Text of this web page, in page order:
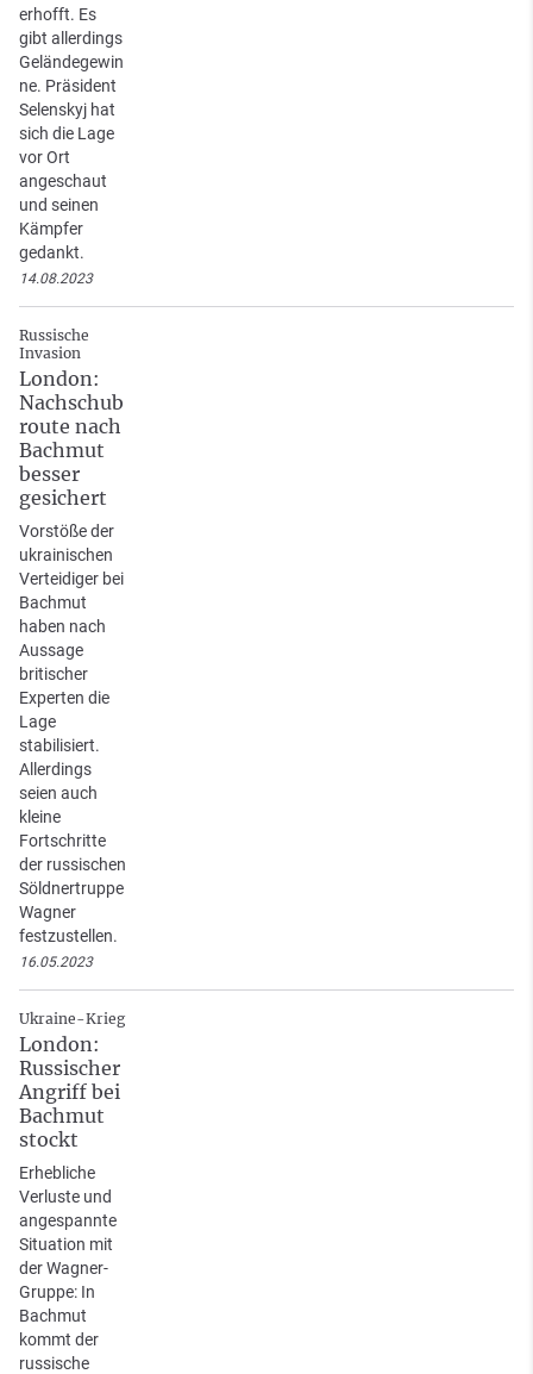
erhofft. Es
gibt allerdings
Geländegewin
ne. Präsident
Selenskyj hat
sich die Lage
vor Ort
angeschaut
und seinen
Kämpfer
gedankt.
14.08.2023
Russische
Invasion
London:
Nachschub
route nach
Bachmut
besser
gesichert
Vorstöße der
ukrainischen
Verteidiger bei
Bachmut
haben nach
Aussage
britischer
Experten die
Lage
stabilisiert.
Allerdings
seien auch
kleine
Fortschritte
der russischen
Söldnertruppe
Wagner
festzustellen.
16.05.2023
Ukraine-Krieg
London:
Russischer
Angriff bei
Bachmut
stockt
Erhebliche
Verluste und
angespannte
Situation mit
der Wagner-
Gruppe: In
Bachmut
kommt der
russische